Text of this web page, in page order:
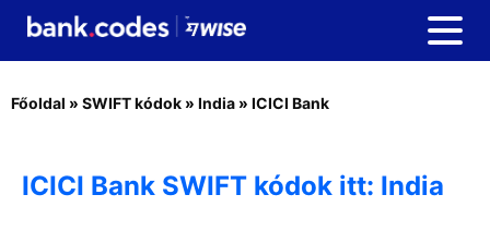
Főoldal » SWIFT kódok » India » ICICI Bank
ICICI Bank SWIFT kódok itt: India